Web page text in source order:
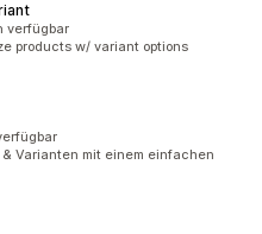
verfügbar
products w/ variant options
Varianten mit einem einfachen